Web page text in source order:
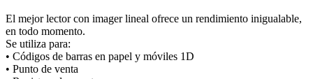
El mejor lector con imager lineal ofrece un rendimiento inigualable,
en todo momento.
Se utiliza para:
• Códigos de barras en papel y móviles 1D
• Punto de venta